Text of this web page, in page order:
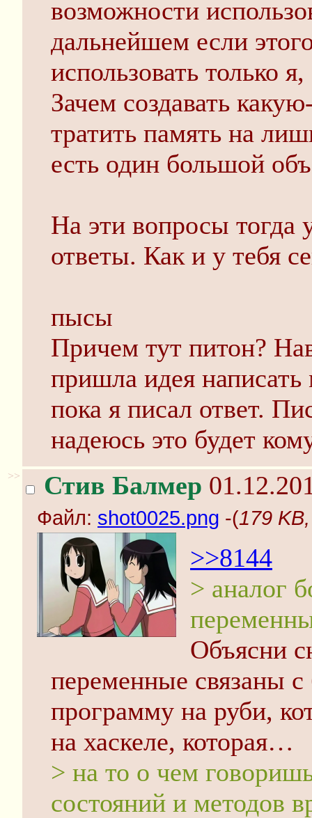
возможности
дальнейшем если
использовать только
Зачем создавать
тратить память на
есть один большой
На эти вопросы тогда
ответы. Как и у тебя
пысы
Причем тут питон?
пришла идея
пока я писал ответ.
надеюсь это будет
>> Стив Балмер
Файл: shot0025.png -(179
>>8144
> аналог
Объясни
переменные связаны
программу на руби,
на хаскеле, которая…
> на то о чем
состояний и методов